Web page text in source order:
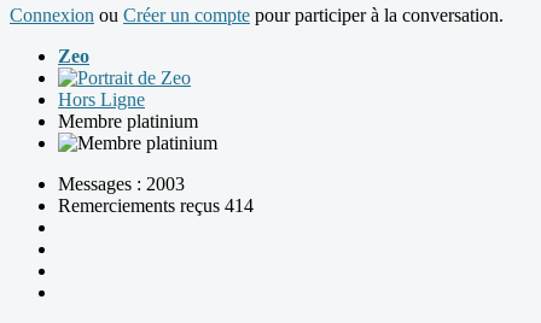
Connexion ou Créer un compte pour participer à la conversation.
Zeo
Hors Ligne
Membre platinium
Messages : 2003
Remerciements reçus 414